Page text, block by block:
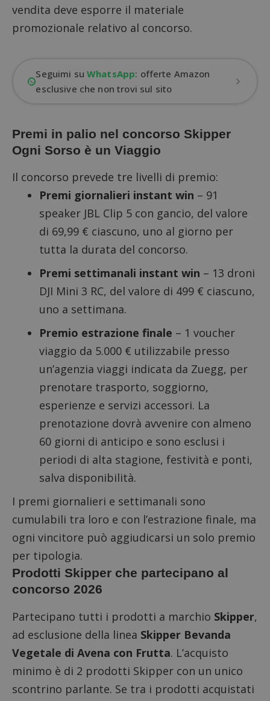
vendita deve esporre il materiale
promozionale relativo al concorso.
Seguimi suWhatsApp: offerte Amazon
esclusive che non trovi sul sito
Premi in palio nel concorso Skipper
Ogni Sorso è un Viaggio
Il concorso prevede tre livelli di premio:
Premi giornalieri instant win – 91
speaker JBL Clip 5 con gancio, del valore
di 69,99 € ciascuno, uno al giorno per
tutta la durata del concorso.
Premi settimanali instant win – 13 droni
DJI Mini 3 RC, del valore di 499 € ciascuno,
uno a settimana.
Premio estrazione finale – 1 voucher
viaggio da 5.000 € utilizzabile presso
un’agenzia viaggi indicata da Zuegg, per
prenotare trasporto, soggiorno,
esperienze e servizi accessori. La
prenotazione dovrà avvenire con almeno
60 giorni di anticipo e sono esclusi i
periodi di alta stagione, festività e ponti,
salva disponibilità.
I premi giornalieri e settimanali sono
cumulabili tra loro e con l’estrazione finale, ma
ogni vincitore può aggiudicarsi un solo premio
per tipologia.
Prodotti Skipper che partecipano al
concorso 2026
Partecipano tutti i prodotti a marchio Skipper,
ad esclusione della linea Skipper Bevanda
Vegetale di Avena con Frutta. L’acquisto
minimo è di 2 prodotti Skipper con un unico
scontrino parlante. Se tra i prodotti acquistati